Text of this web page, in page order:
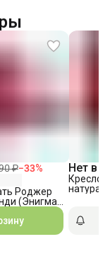
₽−33%
Роджер
(Энигма
Нет в
Кресло
натурал